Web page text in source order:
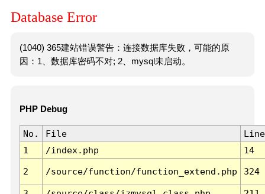
Database Error
(1040) 365建站错误警告：连接数据库失败，可能的原
因：1、数据库密码不对; 2、mysql未启动。
PHP Debug
No. File
Line
1
/index.php 14
2 /source/function/function_extend.php 324